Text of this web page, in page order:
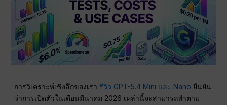
การวิเคราะห์เชิงลึกของเรา รีวิว GPT-5.4 Mini และ Nano ยืนยัน
ว่าการเปิดตัวในเดือนมีนาคม 2026 เหล่านี้จะสามารถทำตาม